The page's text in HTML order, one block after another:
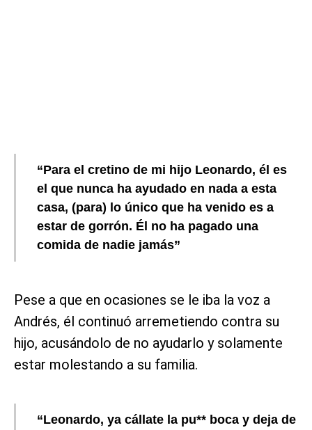
“Para el cretino de mi hijo Leonardo, él es
el que nunca ha ayudado en nada a esta
casa, (para) lo único que ha venido es a
estar de gorrón. Él no ha pagado una
comida de nadie jamás”
Pese a que en ocasiones se le iba la voz a
Andrés, él continuó arremetiendo contra su
hijo, acusándolo de no ayudarlo y solamente
estar molestando a su familia.
“Leonardo, ya cállate la pu** boca y deja de